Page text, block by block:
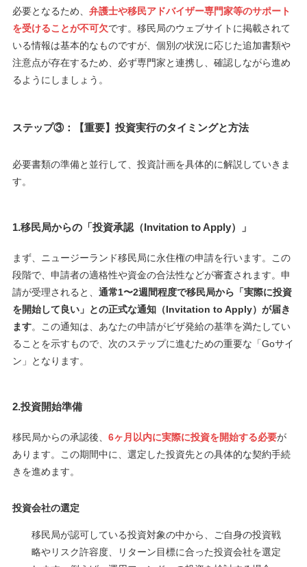
必要となるため、 弁護士や移民アドバイザー専門家等のサポート
を受けることが不可欠です。移民局のウェブサイトに掲載されて
いる情報は基本的なものですが、個別の状況に応じた追加書類や
注意点が存在するため、必ず専門家と連携し、確認しながら進め
るようにしましょう。
ステップ③：【重要】投資実行のタイミングと方法
必要書類の準備と並行して、投資計画を具体的に解説していきま
す。
1.移民局からの「投資承認（Invitation to Apply）」
まず、ニュージーランド移民局に永住権の申請を行います。この
段階で、申請者の適格性や資金の合法性などが審査されます。申
請が受理されると、 通常1〜2週間程度で移民局から「実際に投資
を開始して良い」との正式な通知（Invitation to Apply）が届き
ます。この通知は、あなたの申請がビザ発給の基準を満たしてい
ることを示すもので、次のステップに進むための重要な「Goサイ
ン」となります。
2.投資開始準備
移民局からの承認後、 6ヶ月以内に実際に投資を開始する必要が
あります。この期間中に、選定した投資先との具体的な契約手続
きを進めます。
投資会社の選定
移民局が認可している投資対象の中から、ご自身の投資戦
略やリスク許容度、リターン目標に合った投資会社を選定